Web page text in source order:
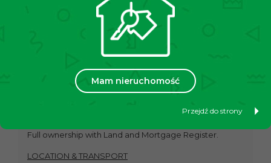
Mam nieruchomość
Przejdź do strony
elevator. The layout includes a bedroom, a sunny and
comfortable living room with a kitchenette and access
to a large balcony, a bathroom with WC, and a hallway.
arrangement offers great flexibility for your own
interior design, allowing the space to be easily
Full ownership with Land and Mortgage Register.
LOCATION & TRANSPORT